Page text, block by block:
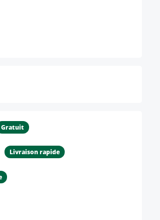
Gratuit
Livraison rapide